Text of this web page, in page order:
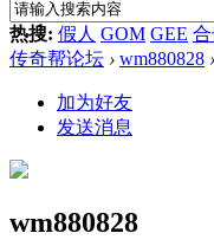
热搜: 假人 GOM GEE
传奇帮论坛 › wm880828 ›
加为好友
发送消息
wm880828